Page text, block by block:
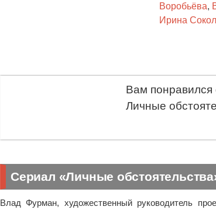
Воробьёва,
Ирина
Вам понравился
Личные
Сериал «Личные
Влад Фурман, художественный руководитель